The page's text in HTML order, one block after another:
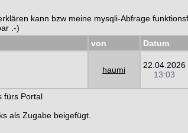
kann bzw meine mysqli-Abfrage
:-)
von Datum
haumi
22.04.2026
13:03
fürs Portal
als Zugabe beigefügt.